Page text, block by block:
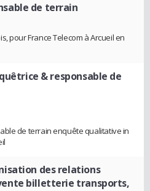
de terrain
pour France Telecom à Arcueil en
& responsable de
de terrain enquête qualitative in
des relations
billetterie transports,